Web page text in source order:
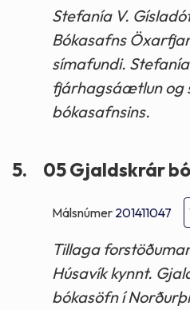
Stefanía V.
Bókasafns
símafundi.
fjárhagsáætlun og
bókasafnsins.
5. 05 Gjaldskrár
Málsnúmer 201411047
Tillaga
Húsavík kynnt.
bókasöfn í